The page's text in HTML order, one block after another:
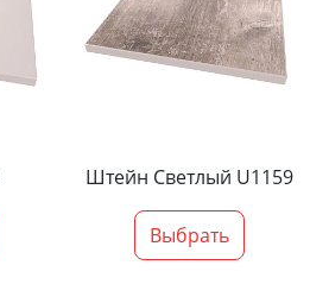
Штейн Светлый U1159
Выбрать